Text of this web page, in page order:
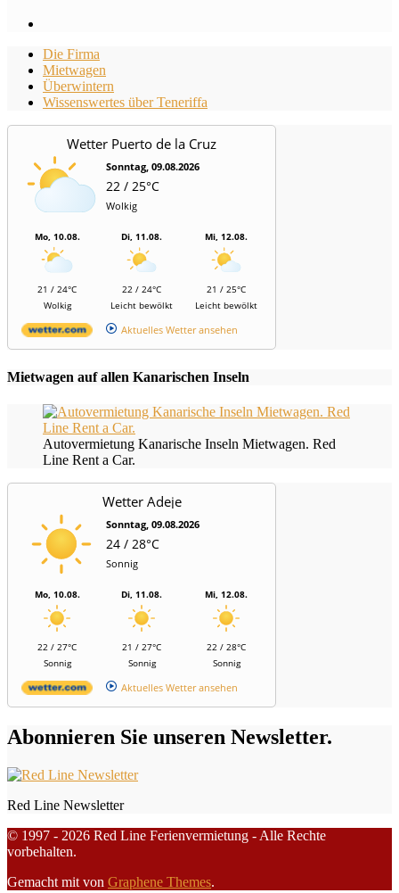
Die Firma
Mietwagen
Überwintern
Wissenswertes über Teneriffa
Wetter Puerto de la Cruz
Sonntag, 09.08.2026
22 / 25°C
Wolkig
Mo, 10.08.
21 / 24°C
Wolkig
Di, 11.08.
22 / 24°C
Leicht bewölkt
Mi, 12.08.
21 / 25°C
Leicht bewölkt
Aktuelles Wetter ansehen
Mietwagen auf allen Kanarischen Inseln
Autovermietung Kanarische Inseln Mietwagen. Red
Line Rent a Car.
Wetter Adeje
Sonntag, 09.08.2026
24 / 28°C
Sonnig
Mo, 10.08.
22 / 27°C
Sonnig
Di, 11.08.
21 / 27°C
Sonnig
Mi, 12.08.
22 / 28°C
Sonnig
Aktuelles Wetter ansehen
Abonnieren Sie unseren Newsletter.
Red Line Newsletter
© 1997 - 2026 Red Line Ferienvermietung - Alle Rechte
vorbehalten.
Gemacht mit von Graphene Themes.